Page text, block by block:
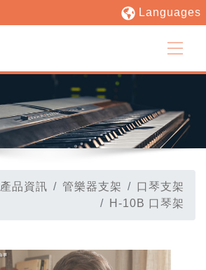
Languages
產品資訊 管樂器支架
口琴支架
H-10B 口琴架